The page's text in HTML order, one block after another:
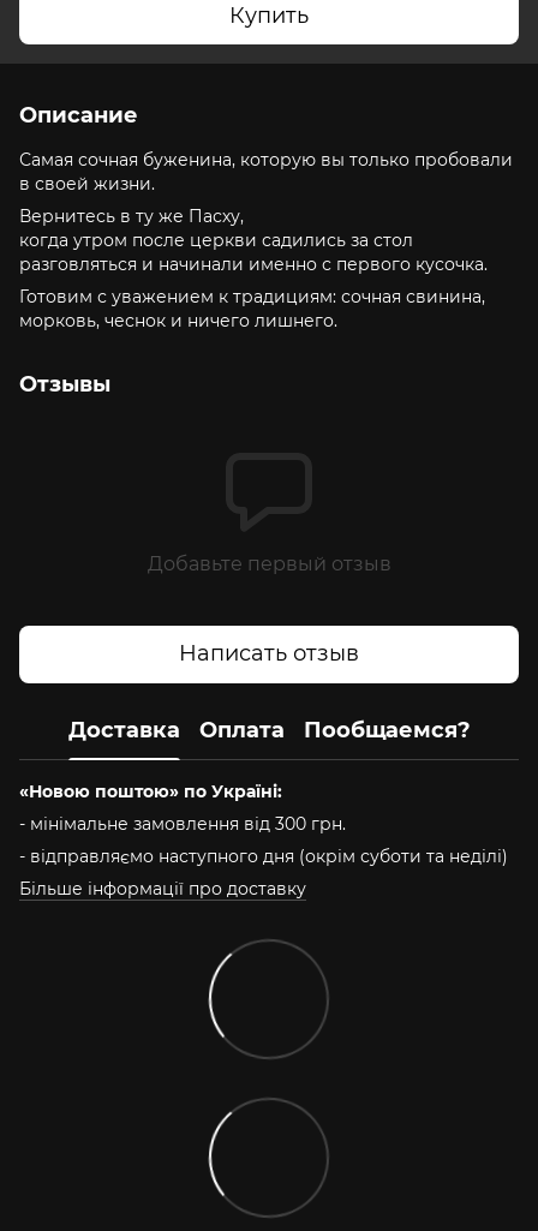
Купить
Описание
Самая сочная буженина, которую вы только пробовали
в своей жизни.
Вернитесь в ту же Пасху,
когда утром после церкви садились за стол
разговляться и начинали именно с первого кусочка.
Готовим с уважением к традициям: сочная свинина,
морковь, чеснок и ничего лишнего.
Отзывы
Добавьте первый отзыв
Написать отзыв
Доставка Оплата Пообщаемся?
«Новою поштою» по Україні:
- мінімальне замовлення від 300 грн.
- відправляємо наступного дня (окрім суботи та неділі)
Більше інформації про доставку